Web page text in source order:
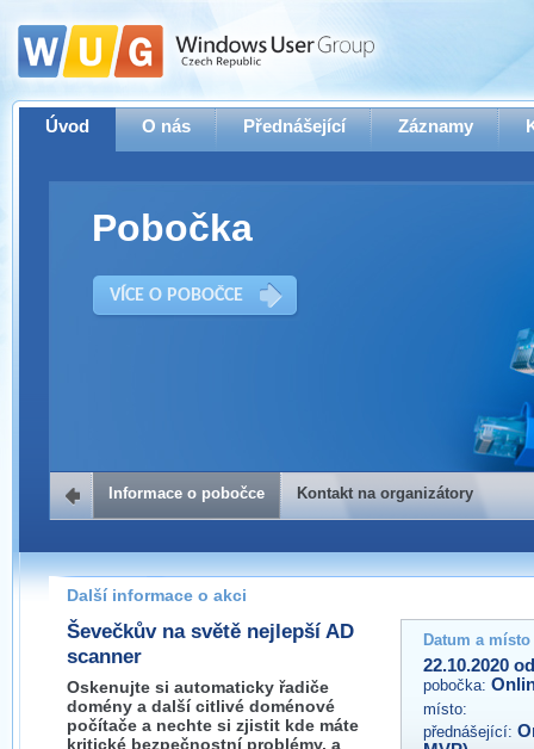
Úvod O nás Přednášející Záznamy
Pobočka
VÍCE O POBOČCE
Kontakt na organizátory
Pokud máte jakýkoliv dotaz na organizátory této akce,
prosím neváhejte nás kontaktovat na e-mailu:
Informace o pobočce Kontakt na organizátory
Další informace o akci
Ševečkův na světě nejlepší AD
scanner
Oskenujte si automaticky řadiče
domény a další citlivé doménové
počítače a nechte si zjistit kde máte
kritické bezpečnostní problémy, a
Datum a
22.10.2020
pobočka:
místo:
přednášející: